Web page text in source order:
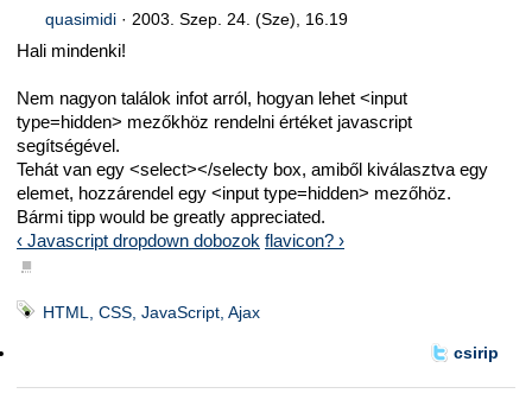
quasimidi· 2003. Szep. 24. (Sze), 16.19
Hali mindenki!
Nem nagyon találok infot arról, hogyan lehet <input
type=hidden> mezőkhöz rendelni értéket javascript
segítségével.
Tehát van egy <select></selecty box, amiből kiválasztva egy
elemet, hozzárendel egy <input type=hidden> mezőhöz.
Bármi tipp would be greatly appreciated.
‹ Javascript dropdown dobozok flavicon? ›
■
HTML, CSS, JavaScript, Ajax
csirip